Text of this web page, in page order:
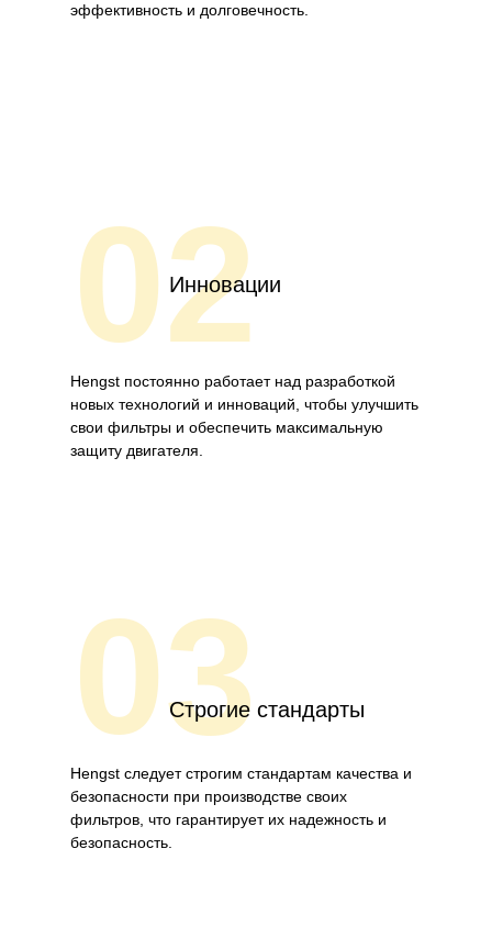
эффективность и долговечность.
02
Инновации
Hengst постоянно работает над разработкой
новых технологий и инноваций, чтобы улучшить
свои фильтры и обеспечить максимальную
защиту двигателя.
03Строгие стандарты
Hengst следует строгим стандартам качества и
безопасности при производстве своих
фильтров, что гарантирует их надежность и
безопасность.